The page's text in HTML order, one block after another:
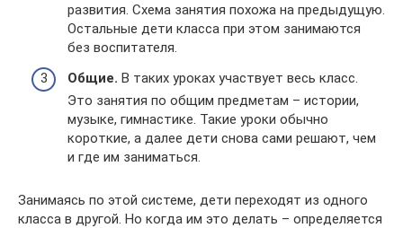
развития. Схема занятия похожа на предыдущую.
Остальные дети класса при этом занимаются
без воспитателя.
Общие. В таких уроках участвует весь класс.
Это занятия по общим предметам – истории,
музыке, гимнастике. Такие уроки обычно
короткие, а далее дети снова сами решают, чем
и где им заниматься.
Занимаясь по этой системе, дети переходят из одного
класса в другой. Но когда им это делать – определяется